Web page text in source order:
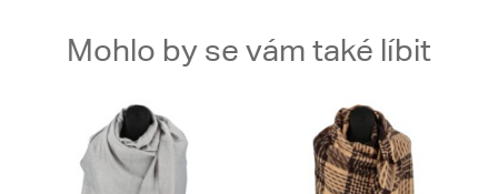
Mohlo by se vám také líbit